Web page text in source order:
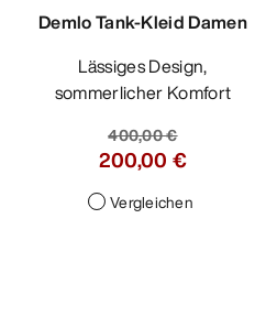
Demlo Tank-Kleid Damen
Lässiges Design,
sommerlicher Komfort
400,00 €
200,00 €
Vergleichen